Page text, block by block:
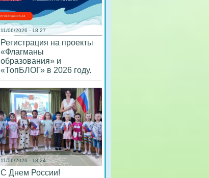
11/06/2026 - 18:27
Регистрация на проекты
«Флагманы
образования» и
«ТопБЛОГ» в 2026 году.
11/06/2026 - 18:24
С Днем России!